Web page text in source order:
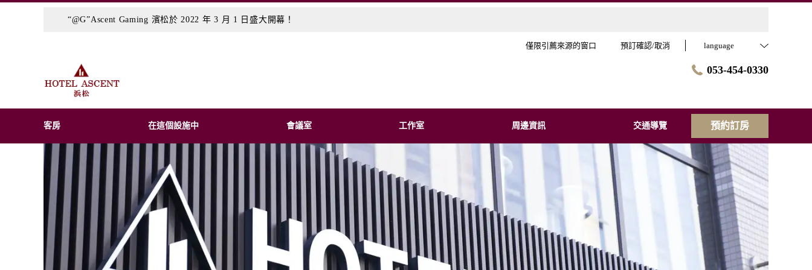
“@G”Ascent Gaming 濱松於 2022 年 3 月 1 日盛大開幕！
僅限引薦來源的窗口 預訂確認/取消 language
053-454-0330
客房 在這個設施中 會議室 工作室 周邊資訊 交通導覽 預約訂房